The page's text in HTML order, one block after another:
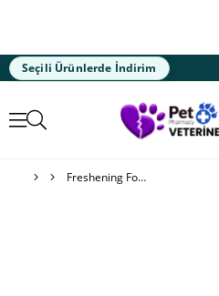
Seçili Ürünlerde İndirim
Freshening Foam® Dog - Köpük Temizleyici